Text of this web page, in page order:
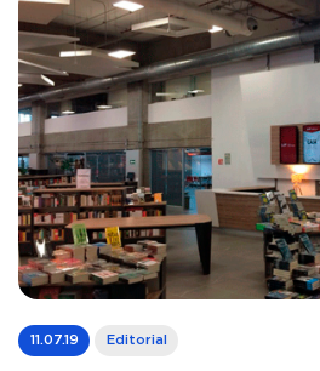
11.07.19 Editorial